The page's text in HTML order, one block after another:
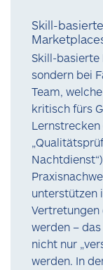
Skill-
Skill-basierte
sondern bei
Team,
kritisch fürs
Lernstrecken
unterstützen
werden –
nicht nur
werden. In